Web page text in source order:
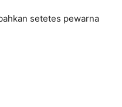
setetes pewarna